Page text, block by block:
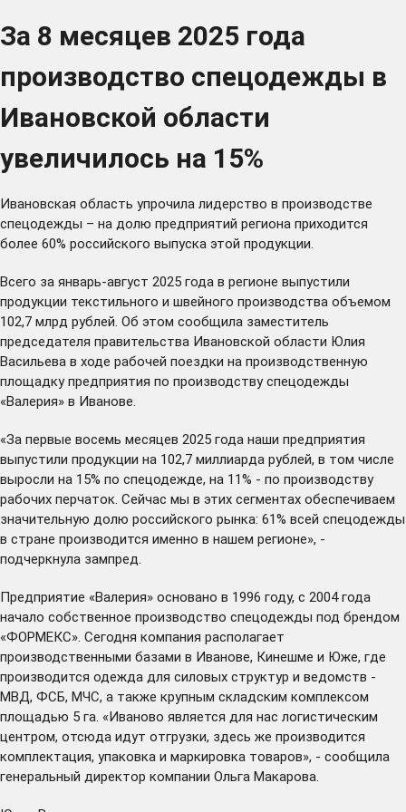
За 8 месяцев 2025 года
производство спецодежды в
Ивановской области
увеличилось на 15%
Ивановская область упрочила лидерство в производстве
спецодежды – на долю предприятий региона приходится
более 60% российского выпуска этой продукции.
Всего за январь-август 2025 года в регионе выпустили
продукции текстильного и швейного производства объемом
102,7 млрд рублей. Об этом сообщила заместитель
председателя правительства Ивановской области Юлия
Васильева в ходе рабочей поездки на производственную
площадку предприятия по производству спецодежды
«Валерия» в Иванове.
«За первые восемь месяцев 2025 года наши предприятия
выпустили продукции на 102,7 миллиарда рублей, в том числе
выросли на 15% по спецодежде, на 11% - по производству
рабочих перчаток. Сейчас мы в этих сегментах обеспечиваем
значительную долю российского рынка: 61% всей спецодежды
в стране производится именно в нашем регионе», -
подчеркнула зампред.
Предприятие «Валерия» основано в 1996 году, с 2004 года
начало собственное производство спецодежды под брендом
«ФОРМЕКС». Сегодня компания располагает
производственными базами в Иванове, Кинешме и Юже, где
производится одежда для силовых структур и ведомств -
МВД, ФСБ, МЧС, а также крупным складским комплексом
площадью 5 га. «Иваново является для нас логистическим
центром, отсюда идут отгрузки, здесь же производится
комплектация, упаковка и маркировка товаров», - сообщила
генеральный директор компании Ольга Макарова.